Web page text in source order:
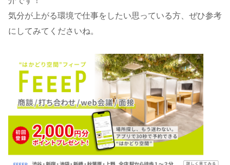
気分が上がる環境で仕事をしたい思っている方、ぜひ参考
にしてみてくださいね。